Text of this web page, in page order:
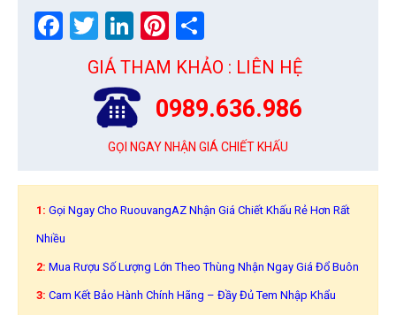
Facebook
Twitter
LinkedIn
Pinterest
GIÁ THAM KHẢO : LIÊN HỆ
0989.636.986
GỌI NGAY NHẬN GIÁ CHIẾT KHẤU
1: Gọi Ngay Cho RuouvangAZ Nhận Giá Chiết Khấu Rẻ Hơn Rất
Nhiều
2: Mua Rượu Số Lượng Lớn Theo Thùng Nhận Ngay Giá Đổ Buôn
3: Cam Kết Bảo Hành Chính Hãng – Đầy Đủ Tem Nhập Khẩu